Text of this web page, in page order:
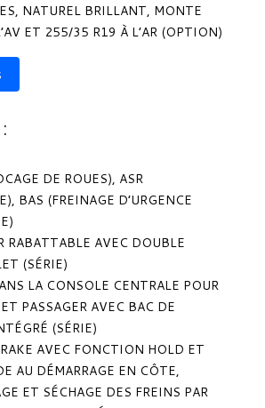
NATUREL BRILLANT, MONTE
ET 255/35 R19 À L’AR (OPTION)
DE ROUES), ASR
BAS (FREINAGE D’URGENCE
RABATTABLE AVEC DOUBLE
(SÉRIE)
LA CONSOLE CENTRALE POUR
PASSAGER AVEC BAC DE
(SÉRIE)
AVEC FONCTION HOLD ET
AU DÉMARRAGE EN CÔTE,
ET SÉCHAGE DES FREINS PAR